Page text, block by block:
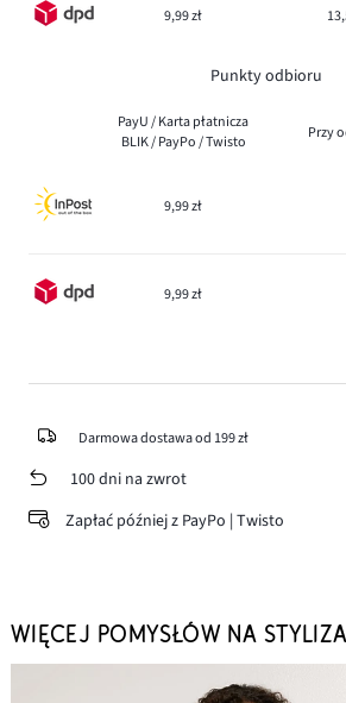
9,99 zł
Punkty odbioru
PayU / Karta płatnicza
BLIK / PayPo / Twisto
Przy
9,99 zł
9,99 zł
Darmowa dostawa od 199 zł
100 dni na zwrot
Zapłać później z PayPo | Twisto
WIĘCEJ POMYSŁÓW NA